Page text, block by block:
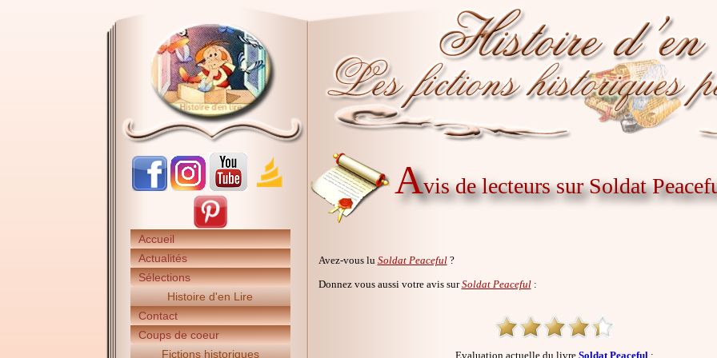
Accueil
Actualités
Sélections
Histoire d'en Lire
Contact
Coups de coeur
Fictions historiques
Avis de lecteurs sur Soldat
Avez-vous lu Soldat Peaceful?
Donnez vous aussi votre avis surSoldat Peaceful:
Evaluation actuelle du livre Soldat Peaceful :